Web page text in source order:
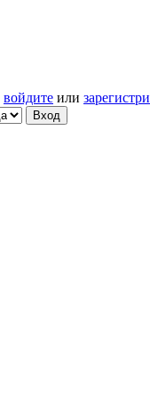
войдите или